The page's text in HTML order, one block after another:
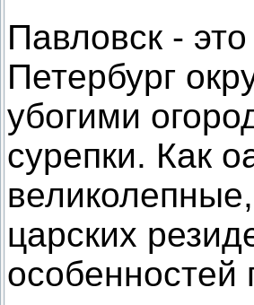
Павловск -
Петербург
убогими
сурепки. Как
царских
особенностей